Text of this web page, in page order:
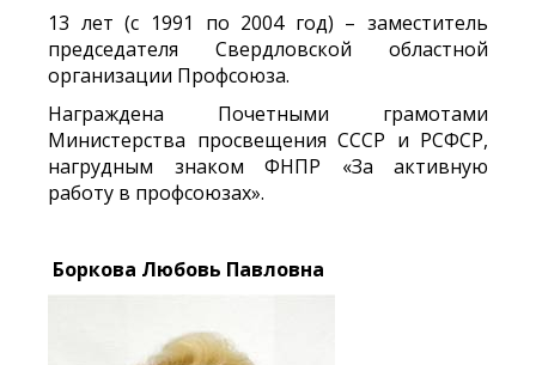
13 лет (с 1991 по 2004 год) – заместитель
председателя Свердловской областной
организации Профсоюза.
Награждена Почетными грамотами
Министерства просвещения СССР и РСФСР,
нагрудным знаком ФНПР «За активную
работу в профсоюзах».
Боркова Любовь Павловна